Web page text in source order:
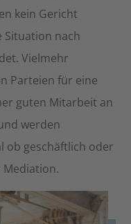
kein Gericht
Situation nach
Vielmehr
Parteien für eine
guten Mitarbeit an
werden
ob geschäftlich oder